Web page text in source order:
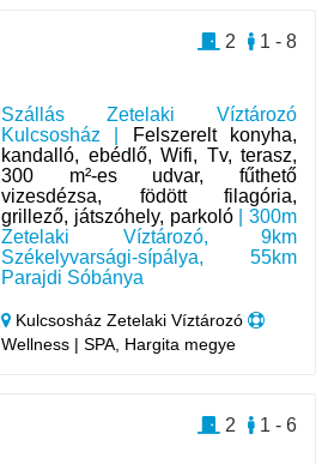
Szállás Zetelaki Víztározó
Kulcsosház |
Felszerelt konyha,
kandalló, ebédlő, Wifi, Tv, terasz,
300 m²-es udvar, fűthető
vizesdézsa, födött filagória,
grillező, játszóhely, parkoló| 300m
Zetelaki Víztározó, 9km
Székelyvarsági-sípálya, 55km
Parajdi Sóbánya
Kulcsosház Zetelaki Víztározó
Wellness | SPA, Hargita megye
1 - 8
2
1 - 6
2